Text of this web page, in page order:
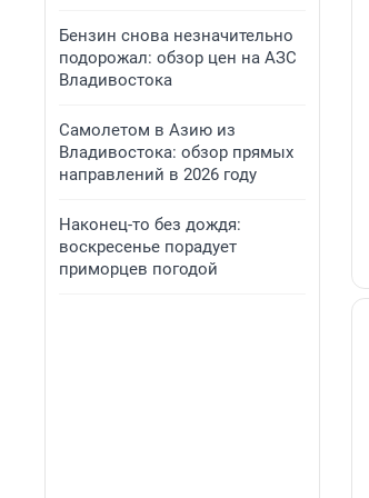
Бензин снова незначительно
подорожал: обзор цен на АЗС
Владивостока
Самолетом в Азию из
Владивостока: обзор прямых
направлений в 2026 году
Наконец-то без дождя:
воскресенье порадует
приморцев погодой